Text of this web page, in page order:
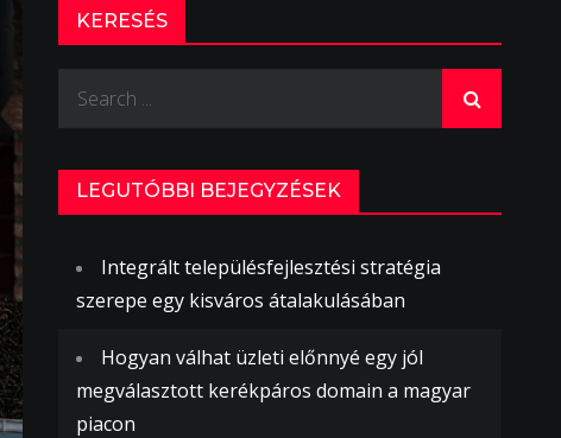
KERESÉS
LEGUTÓBBI BEJEGYZÉSEK
Integrált településfejlesztési stratégia
szerepe egy kisváros átalakulásában
Hogyan válhat üzleti előnnyé egy jól
megválasztott kerékpáros domain a magyar
piacon